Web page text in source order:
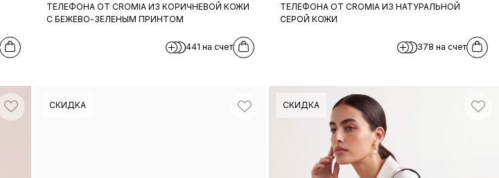
ТЕЛЕФОНА ОТ CROMIA ИЗ КОРИЧНЕВОЙ КОЖИ
C БЕЖЕВО-ЗЕЛЕНЫМ ПРИНТОМ
441 на счет
ТЕЛЕФОНА ОТ CROMIA ИЗ НАТУРАЛЬНОЙ
СЕРОЙ КОЖИ
378 на счет
СКИДКА СКИДКА